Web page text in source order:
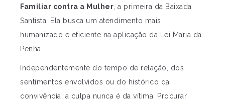
Familiar contra a Mulher, a primeira da Baixada
Santista. Ela busca um atendimento mais
humanizado e eficiente na aplicação da Lei Maria da
Penha.
Independentemente do tempo de relação, dos
sentimentos envolvidos ou do histórico da
convivência, a culpa nunca é da vítima. Procurar